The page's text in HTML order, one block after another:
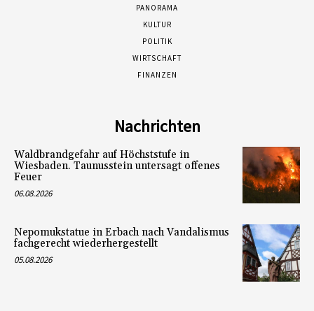
PANORAMA
KULTUR
POLITIK
WIRTSCHAFT
FINANZEN
Nachrichten
Waldbrandgefahr auf Höchststufe in
Wiesbaden. Taunusstein untersagt offenes
Feuer
06.08.2026
Nepomukstatue in Erbach nach Vandalismus
fachgerecht wiederhergestellt
05.08.2026